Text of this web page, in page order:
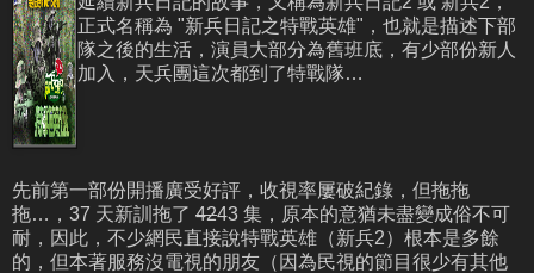
正式名稱為 "新兵日記之特戰英雄"，也就是描述下部
隊之後的生活，演員大部分為舊班底，有少部份新人
加入，天兵團這次都到了特戰隊…
先前第一部份開播廣受好評，收視率屢破紀錄，但拖拖
拖…，37 天新訓拖了 4243 集，原本的意猶未盡變成俗不可
耐，因此，不少網民直接說特戰英雄（新兵2）根本是多餘
的，但本著服務沒電視的朋友（因為民視的節目很少有其他